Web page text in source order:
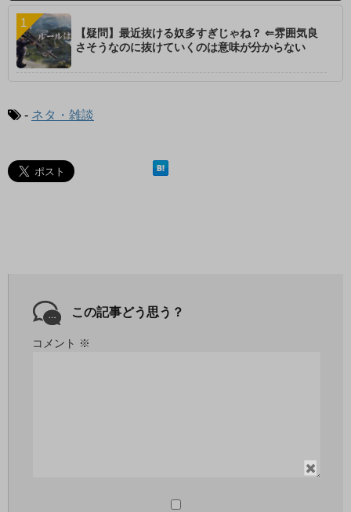
閉
【疑問】最近抜ける奴多すぎじゃね？ ⇐雰囲気良
さそうなのに抜けていくのは意味が分からない
- ネタ・雑談
この記事どう思う？
コメント ※